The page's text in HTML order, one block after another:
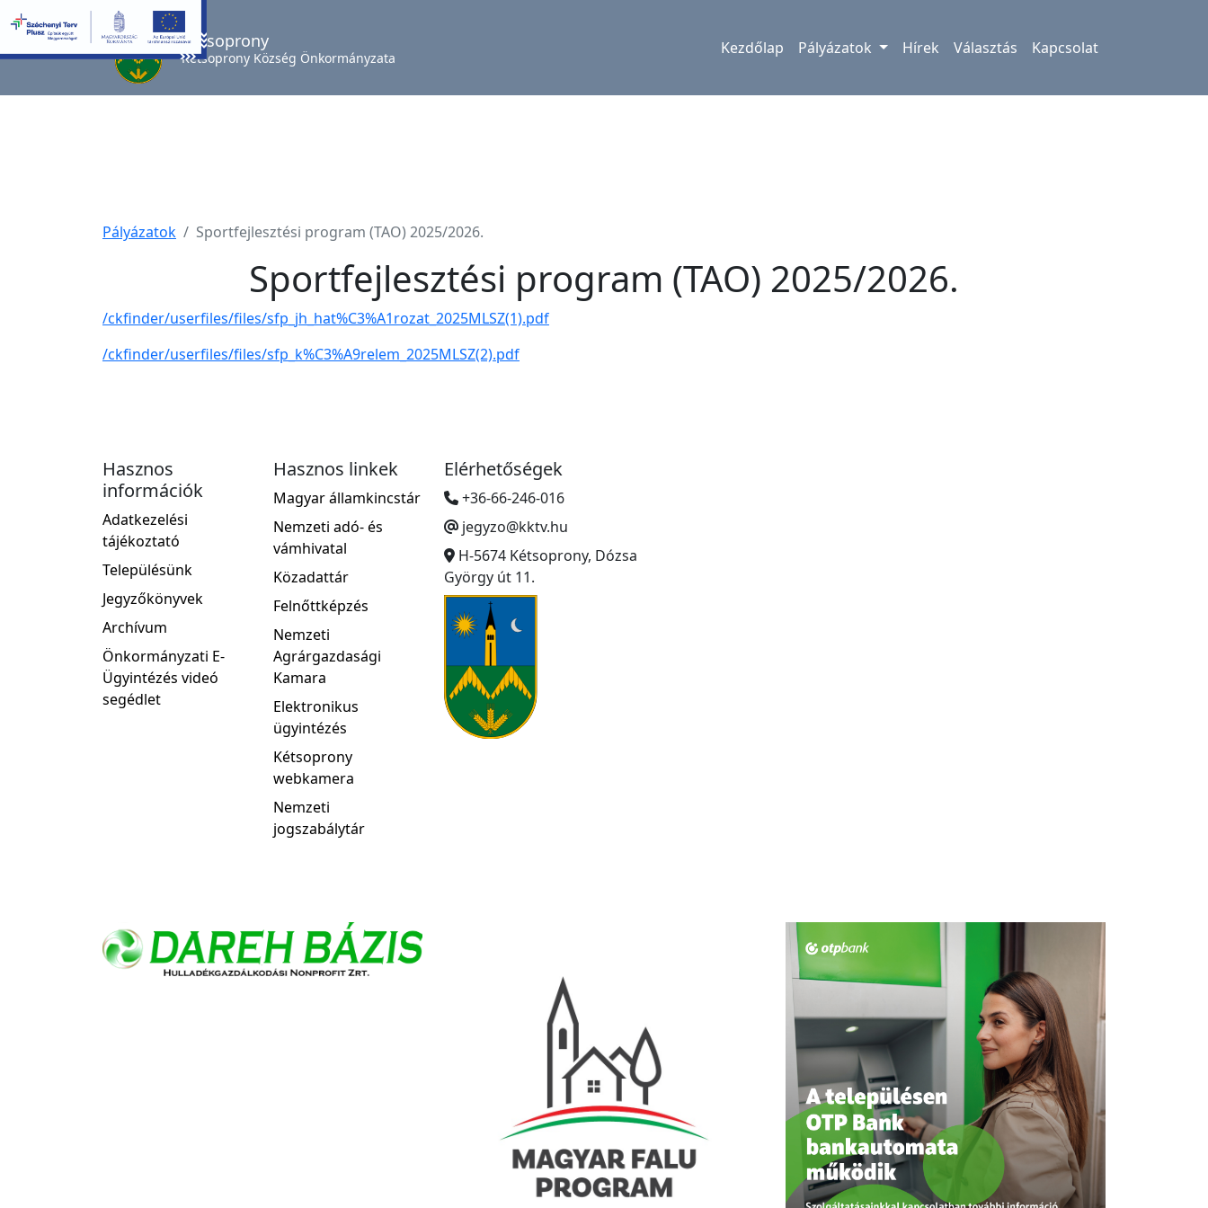
Kétsoprony
Kétsoprony Község Önkormányzata Kezdőlap Pályázatok Hírek Választás Kapcsolat
Pályázatok Sportfejlesztési program (TAO) 2025/2026.
Sportfejlesztési program (TAO) 2025/2026.
/ckfinder/userfiles/files/sfp_jh_hat%C3%A1rozat_2025MLSZ(1).pdf
/ckfinder/userfiles/files/sfp_k%C3%A9relem_2025MLSZ(2).pdf
Hasznos
információk
Adatkezelési
tájékoztató
Településünk
Jegyzőkönyvek
Archívum
Önkormányzati E-
Ügyintézés videó
segédlet
Hasznos linkek
Magyar államkincstár
Nemzeti adó- és
vámhivatal
Közadattár
Felnőttképzés
Nemzeti
Agrárgazdasági
Kamara
Elektronikus
ügyintézés
Kétsoprony
webkamera
Nemzeti
jogszabálytár
Elérhetőségek
+36-66-246-016
jegyzo@kktv.hu
H-5674 Kétsoprony, Dózsa
György út 11.